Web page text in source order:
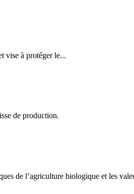
vise à protéger le...
de production.
de l’agriculture biologique et les